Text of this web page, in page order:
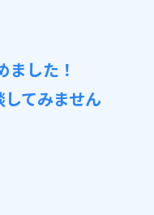
ました！
てみません